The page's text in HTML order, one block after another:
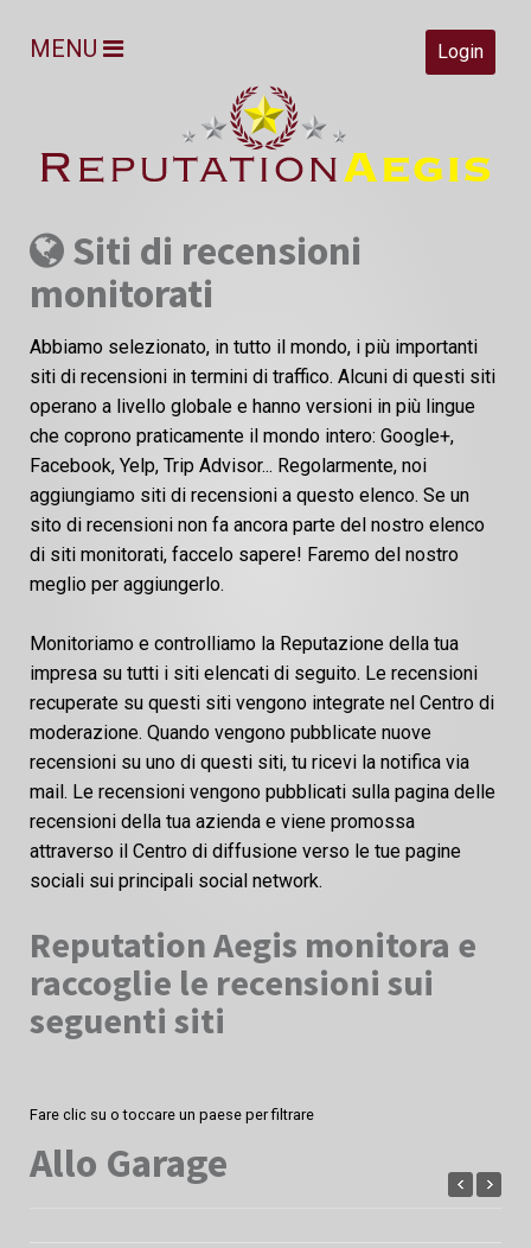
Login
MENU
Siti di recensioni
monitorati
Abbiamo selezionato, in tutto il mondo, i più importanti
siti di recensioni in termini di traffico. Alcuni di questi siti
operano a livello globale e hanno versioni in più lingue
che coprono praticamente il mondo intero: Google+,
Facebook, Yelp, Trip Advisor... Regolarmente, noi
aggiungiamo siti di recensioni a questo elenco. Se un
sito di recensioni non fa ancora parte del nostro elenco
di siti monitorati, faccelo sapere! Faremo del nostro
meglio per aggiungerlo.
Monitoriamo e controlliamo la Reputazione della tua
impresa su tutti i siti elencati di seguito. Le recensioni
recuperate su questi siti vengono integrate nel Centro di
moderazione. Quando vengono pubblicate nuove
recensioni su uno di questi siti, tu ricevi la notifica via
mail. Le recensioni vengono pubblicati sulla pagina delle
recensioni della tua azienda e viene promossa
attraverso il Centro di diffusione verso le tue pagine
sociali sui principali social network.
Reputation Aegis monitora e
raccoglie le recensioni sui
seguenti siti
Fare clic su o toccare un paese per filtrare
Allo Garage